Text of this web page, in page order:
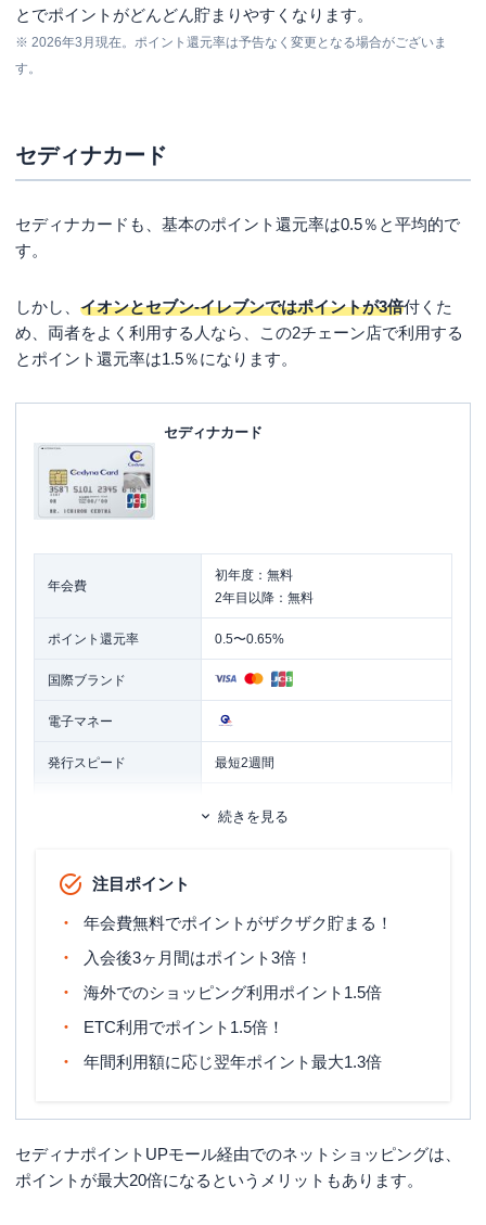
とでポイントがどんどん貯まりやすくなります。
※ 2026年3月現在。ポイント還元率は予告なく変更となる場合がございま
す。
セディナカード
セディナカードも、基本のポイント還元率は0.5％と平均的で
す。
しかし、 イオンとセブン‐イレブンではポイントが3倍付くた
め、両者をよく利用する人なら、この2チェーン店で利用する
とポイント還元率は1.5％になります。
セディナカード
年会費
初年度：無料
2年目以降：無料
ポイント還元率 0.5〜0.65%
国際ブランド
電子マネー
発行スピード 最短2週間
マイル還元率（最大）
旅行傷害保険 ー
ポイント名 わくわくポイント
申し込み条件
18歳以上（高校生は除く）で電話連絡
が可能な方
続きを見る
注目ポイント
年会費無料でポイントがザクザク貯まる！
入会後3ヶ月間はポイント3倍！
海外でのショッピング利用ポイント1.5倍
ETC利用でポイント1.5倍！
年間利用額に応じ翌年ポイント最大1.3倍
セディナポイントUPモール経由でのネットショッピングは、
ポイントが最大20倍になるというメリットもあります。